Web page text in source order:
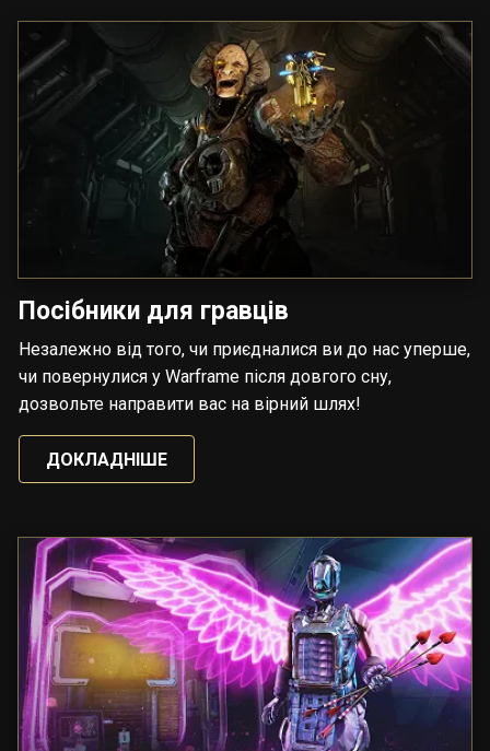
Посібники для гравців
Незалежно від того, чи приєдналися ви до нас уперше,
чи повернулися у Warframe після довгого сну,
дозвольте направити вас на вірний шлях!
ДОКЛАДНІШЕ